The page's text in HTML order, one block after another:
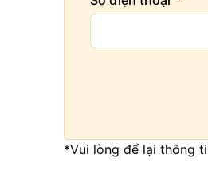
*Vui lòng để lại thông